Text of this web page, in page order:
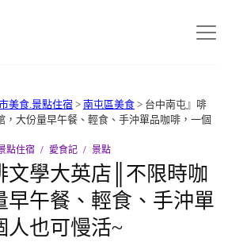
美食.景點住宿 > 南屯區美食 > 台中南屯』啡
大份量早午餐、輕食、手沖單品咖啡，一個
點住宿 愛食記 景點
文學大英店║不限時咖
早午餐、輕食、手沖單
人也可慢活~